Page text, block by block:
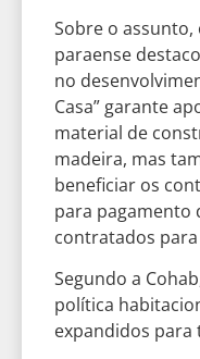
Sobre o assunto,
paraense
no
Casa” garante
material de
madeira, mas
beneficiar os
para pagamento
contratados
Segundo a
política
expandidos para